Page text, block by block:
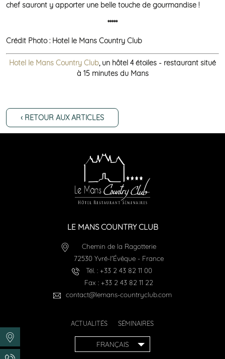
chef sauront y apporter une belle touche de gourmandise !
*****
Crédit Photo : Hotel le Mans Country Club
Hotel le Mans Country Club, un hôtel 4 étoiles - restaurant situé
à 15 minutes du Mans
‹ RETOUR AUX ARTICLES
LE MANS COUNTRY CLUB
Chemin de la Ragotterie
72530 Yvré-l'Évêque - France
Tél. : +33 2 43 82 11 00
Fax : +33 2 43 82 11 22
contact@lemans-countryclub.com
ACTUALITÉS SÉMINAIRES
FRANÇAIS